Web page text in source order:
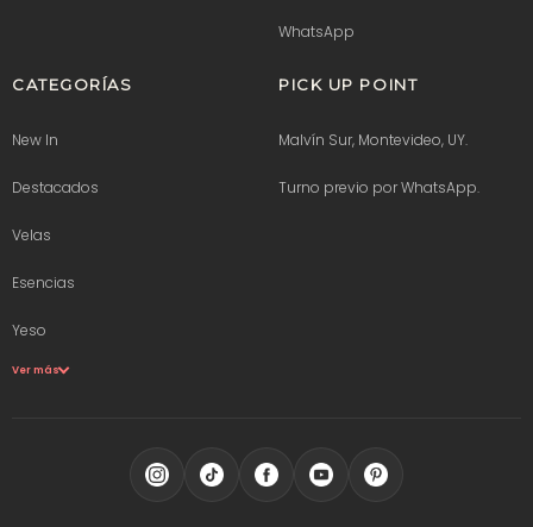
WhatsApp
CATEGORÍAS
New In
Destacados
Velas
Esencias
Yeso
Ver más
PICK UP POINT
Malvín Sur, Montevideo, UY.
Turno previo por WhatsApp.